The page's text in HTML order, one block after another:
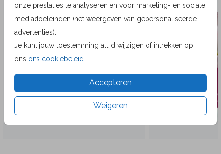
onze prestaties te analyseren en voor marketing- en sociale
mediadoeleinden (het weergeven van gepersonaliseerde
advertenties).
Je kunt jouw toestemming altijd wijzigen of intrekken op
ons ons cookiebeleid
Accepteren
Weigeren